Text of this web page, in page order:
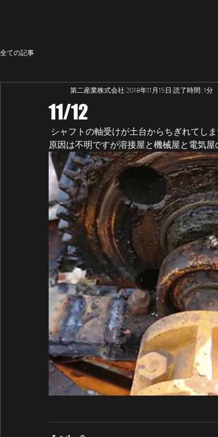
CALL NOW
お仕事をお探しの貴方私たちと一緒に働きませんか
未経験者でも大歓迎‼お気軽にお問い合わせくださ
​090-8829-3534担当者
全ての記事
11/12
第二産業株式会社 2018年11月15日 読了時間: 1分
シャフトの軸受けが土台からちぎれてし
原因は不明ですが溶接屋と機械屋と電気